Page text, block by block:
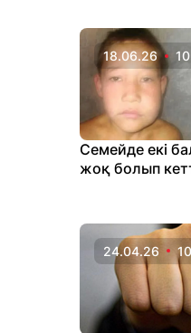
18.06.26
Семейде екі
жоқ болып
24.04.26